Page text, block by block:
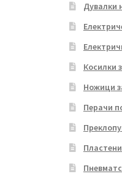
Дувалки
Косилки
Ножици
Перачи